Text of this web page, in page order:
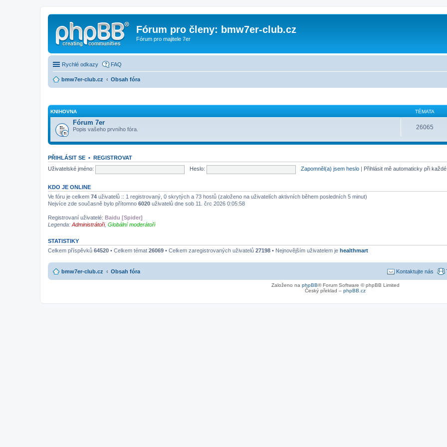
Fórum pro členy: bmw7er-club.cz
Fórum pro majitele 7er
Rychlé odkazy FAQ
bmw7er-club.cz Obsah fóra
KNIHOVNA TÉMATA
Fórum 7er
Popis vašeho prvního fóra. 26065
PŘIHLÁSIT SE • REGISTROVAT
Uživatelské jméno:
Heslo: Zapomněl(a) jsem heslo Přihlásit mě automaticky při
KDO JE ONLINE
Ve fóru je celkem 74 uživatelů :: 1 registrovaný, 0 skrytých a 73 hostů (založeno na uživatelích aktivních během posledních 5 minut)
Nejvíce zde současně bylo přítomno 6020 uživatelů dne sob 11. črc 2026 0:05:58
Registrovaní uživatelé: Baidu [Spider]
Legenda: Administrátoři, Globální moderátoři
STATISTIKY
Celkem příspěvků 64520 • Celkem témat 26069 • Celkem zaregistrovaných uživatelů 27198 • Nejnovějším uživatelem je healthmart
bmw7er-club.cz Obsah fóra Kontaktujte nás
Založeno na phpBB® Forum Software © phpBB Limited
Český překlad – phpBB.cz